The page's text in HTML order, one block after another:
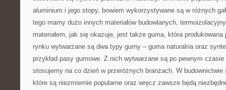
aluminium i jego stopy, bowiem wykorzystywane są w różnych
tego mamy dużo innych materiałów budowlanych,
materiałem, jak się okazuje, jest także guma, która
rynku wytwarzane są dwa typy gumy – guma naturalna oraz
przykład pasy gumowe. Z nich wytwarzane są po pewnym
stosujemy na co dzień w przeróżnych branżach. W budownictwie
które są niezmiernie popularne oraz wręcz zawsze będą